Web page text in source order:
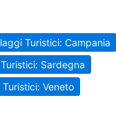
Turistici: Campania
Sardegna
Veneto